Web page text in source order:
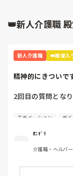
👑新人介護職
新人介護職 👑殿堂入
精神的にきついで
2回目の質問とな
4月から約1週間
「お前邪魔」「
モチベーション デ
ｵﾆｷﾞﾘ
介護職・ヘルパ